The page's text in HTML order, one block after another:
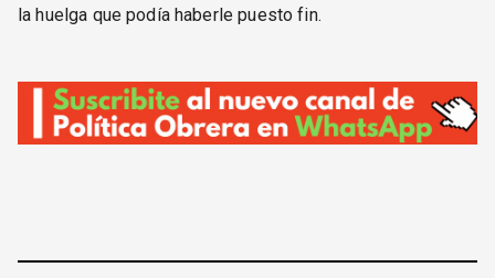
la huelga que podía haberle puesto fin.